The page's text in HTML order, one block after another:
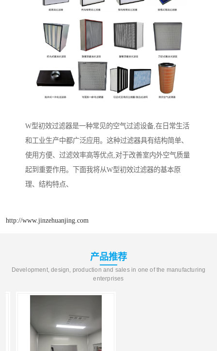
W型初效过滤器是一种常见的空气过滤设备,在日常生活
和工业生产中都广泛应用。这种过滤器具有结构简单、
使用方便、过滤效率高等优点,对于改善室内外空气质量
起到重要作用。下面我将从W型初效过滤器的基本原
理、结构特点、
http://www.jinzehuanjing.com
产品推荐
Development, design, production and sales in one of the manufacturing
enterprises